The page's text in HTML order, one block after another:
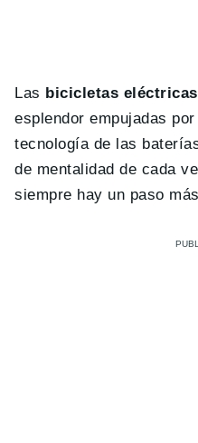
Las bicicletas eléctricas
esplendor empujadas
tecnología de las
de mentalidad de cada
siempre hay un paso